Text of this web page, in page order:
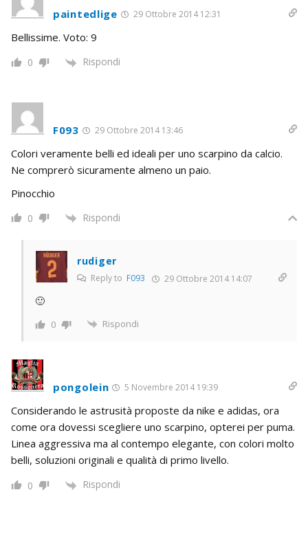
paintedlige 29 Ottobre 2014 12:31
Bellissime. Voto: 9
0 Rispondi
F093 29 Ottobre 2014 13:46
Colori veramente belli ed ideali per uno scarpino da calcio.
Ne comprerò sicuramente almeno un paio.
Pinocchio
0 Rispondi
rudiger
Reply to F093 29 Ottobre 2014 14:07
🙂
0 Rispondi
pongolein 5 Novembre 2014 19:39
Considerando le astrusità proposte da nike e adidas, ora
come ora dovessi scegliere uno scarpino, opterei per puma.
Linea aggressiva ma al contempo elegante, con colori molto
belli, soluzioni originali e qualità di primo livello.
0 Rispondi